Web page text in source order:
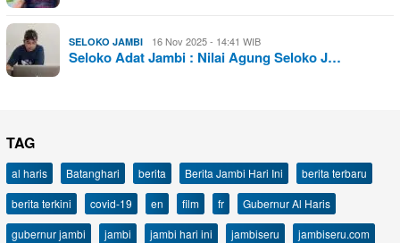
SELOKO JAMBI 16 Nov 2025 - 14:41 WIB
Seloko Adat Jambi : Nilai Agung Seloko J…
TAG
al haris Batanghari berita Berita Jambi Hari Ini
berita terbaru
berita terkini
covid-19 en film fr
Gubernur Al Haris
gubernur jambi
jambi jambi hari ini jambiseru
jambiseru.com